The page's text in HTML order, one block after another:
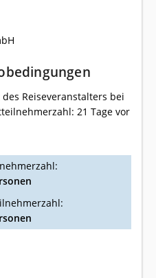
Reiseveranstalters bei
21 Tage vor